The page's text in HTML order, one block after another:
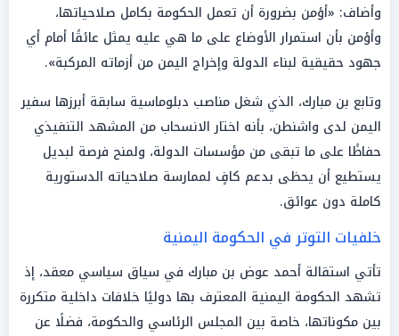
وأضاف: «أؤمن بضرورة أن تعمل الحكومة بكامل صلاحياتها،
وأؤمن بأن استمرار الأوضاع على ما هي عليه يمثل عائقًا أمام أي
جهود حقيقية لبناء الدولة وإخراج اليمن من أزماته المركبة».
وتابع بن مبارك، الذي شغل مناصب دبلوماسية سابقة أبرزها سفير
اليمن لدى واشنطن، بأنه اختار الانسحاب من المشهد التنفيذي
حفاظًا على ما تبقى من مؤسسات الدولة، ولمنح فرصة لبديل
يستطيع أن يحظى بدعم كافٍ لممارسة صلاحياته الدستورية
كاملة دون عوائق.
خلفيات التوتر في الحكومة اليمنية
تأتي استقالة أحمد عوض بن مبارك في سياق سياسي معقد، إذ
تشهد الحكومة اليمنية المعترف بها دوليًا خلافات داخلية متكررة
بين مكوناتها، خاصة بين المجلس الرئاسي والحكومة، فضلًا عن